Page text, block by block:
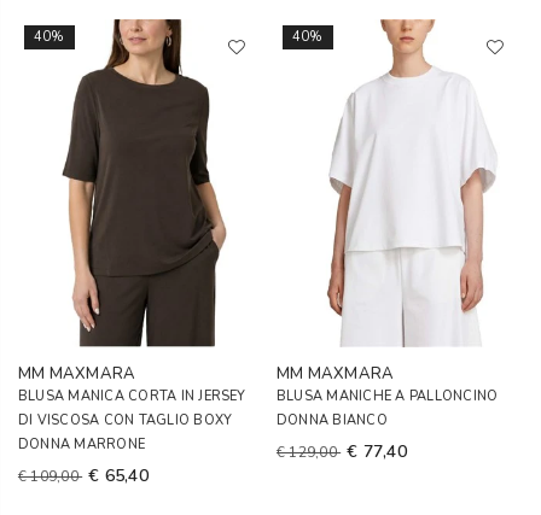
40%
MM MAXMARA
BLUSA MANICA CORTA IN JERSEY
DI VISCOSA CON TAGLIO BOXY
DONNA MARRONE
€ 109,00 € 65,40
40%
MM MAXMARA
BLUSA MANICHE A PALLONCINO
DONNA BIANCO
€ 129,00 € 77,40